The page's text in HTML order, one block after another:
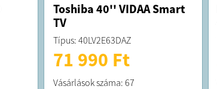
Toshiba 40'' VIDAA Smart
TV
Típus: 40LV2E63DAZ
71 990 Ft
Vásárlások száma: 67